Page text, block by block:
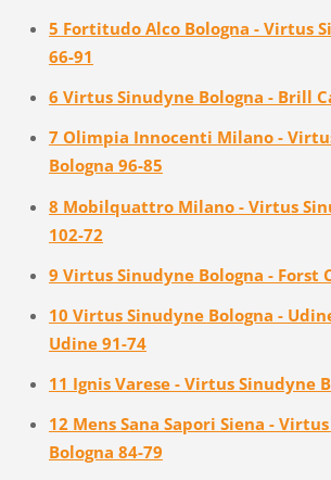
5 Fortitudo Alco Bologna - Virtus
66-91
6 Virtus Sinudyne Bologna - Brill
7 Olimpia Innocenti Milano -
Bologna 96-85
8 Mobilquattro Milano - Virtus
102-72
9 Virtus Sinudyne Bologna - Forst
10 Virtus Sinudyne Bologna -
Udine 91-74
11 Ignis Varese - Virtus Sinudyne
12 Mens Sana Sapori Siena -
Bologna 84-79